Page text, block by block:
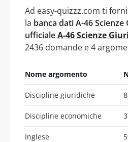
Ad easy-quizzz.com ti
la banca dati A-46
ufficialeA-46 Scienze
2436 domande e 4
Nome argomento
Discipline giuridiche
Discipline economiche
Inglese